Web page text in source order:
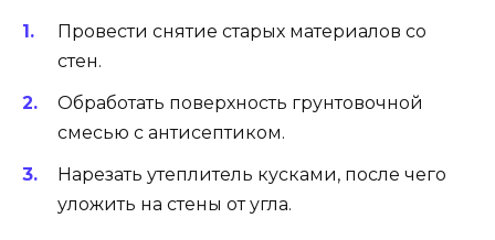
Провести снятие старых материалов со
стен.
Обработать поверхность грунтовочной
смесью с антисептиком.
Нарезать утеплитель кусками, после чего
уложить на стены от угла.